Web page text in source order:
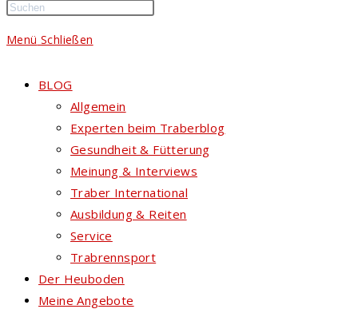
Menü Schließen
BLOG
Allgemein
Experten beim Traberblog
Gesundheit & Fütterung
Meinung & Interviews
Traber International
Ausbildung & Reiten
Service
Trabrennsport
Der Heuboden
Meine Angebote